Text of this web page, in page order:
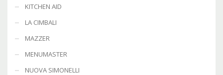
KITCHEN AID
LA CIMBALI
MAZZER
MENUMASTER
NUOVA SIMONELLI